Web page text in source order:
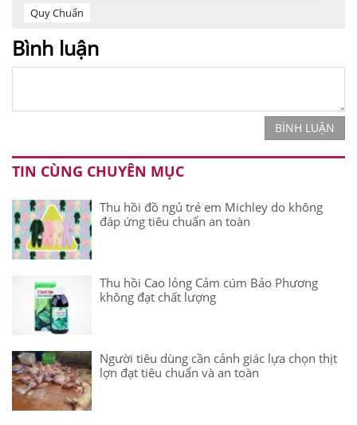
Quy Chuẩn
Bình luận
BÌNH LUẬN
TIN CÙNG CHUYÊN MỤC
Thu hồi đồ ngủ trẻ em Michley do không
đáp ứng tiêu chuẩn an toàn
Thu hồi Cao lỏng Cảm cúm Bảo Phương
không đạt chất lượng
Người tiêu dùng cần cảnh giác lựa chọn thịt
lợn đạt tiêu chuẩn và an toàn